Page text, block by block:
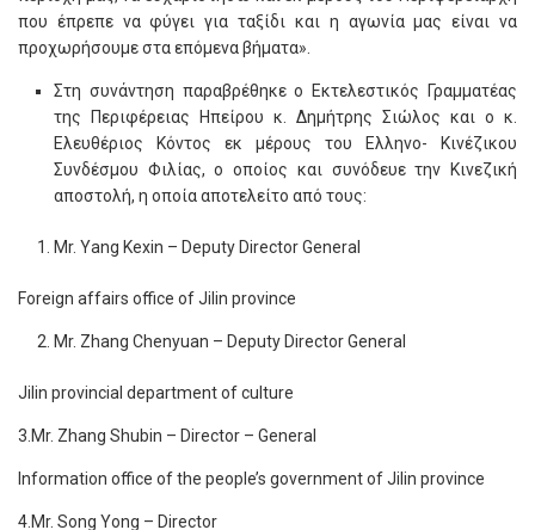
που έπρεπε να φύγει για ταξίδι και η αγωνία μας είναι να
προχωρήσουμε στα επόμενα βήματα».
Στη συνάντηση παραβρέθηκε ο Εκτελεστικός Γραμματέας
της Περιφέρειας Ηπείρου κ. Δημήτρης Σιώλος και ο κ.
Ελευθέριος Κόντος εκ μέρους του Ελληνο- Κινέζικου
Συνδέσμου Φιλίας, ο οποίος και συνόδευε την Κινεζική
αποστολή, η οποία αποτελείτο από τους:
Mr. Yang Kexin – Deputy Director General
Foreign affairs office of Jilin province
Mr. Zhang Chenyuan – Deputy Director General
Jilin provincial department of culture
3.Mr. Zhang Shubin – Director – General
Information office of the people’s government of Jilin province
4.Mr. Song Yong – Director